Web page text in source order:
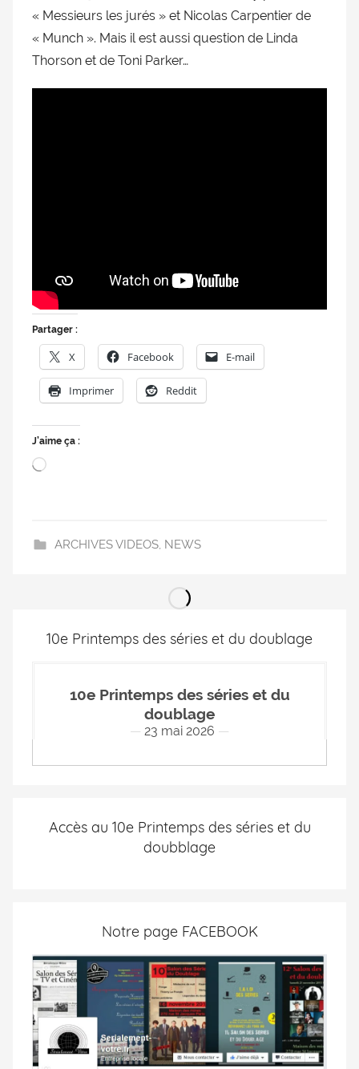
« Messieurs les jurés » et Nicolas Carpentier de
« Munch ». Mais il est aussi question de Linda
Thorson et de Toni Parker…
Partager :
X Facebook E-mail
Imprimer Reddit
J’aime ça :
ARCHIVES VIDEOS, NEWS
10e Printemps des séries et du doublage
10e Printemps des séries et du
doublage
23 mai 2026
Accès au 10e Printemps des séries et du
doubblage
Notre page FACEBOOK